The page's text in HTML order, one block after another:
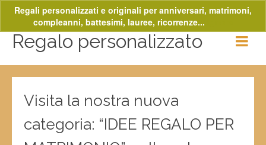
Regalo personalizzato
Visita la nostra nuova
categoria: “IDEE REGALO PER
Regali personalizzati e originali per anniversari, matrimoni,
compleanni, battesimi, lauree, ricorrenze...